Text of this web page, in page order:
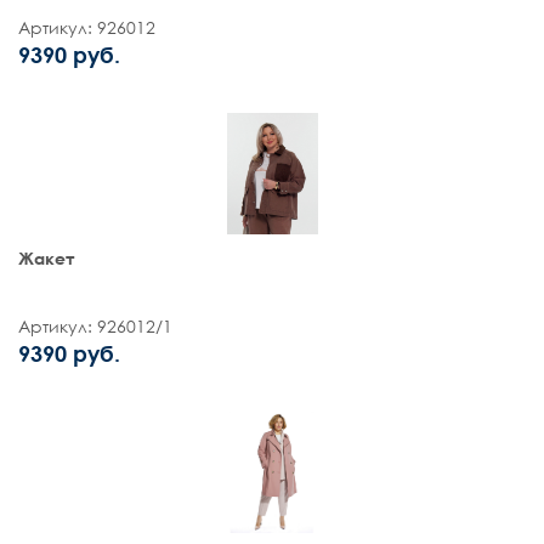
Артикул: 926012
9390 руб.
Жакет
Артикул: 926012/1
9390 руб.